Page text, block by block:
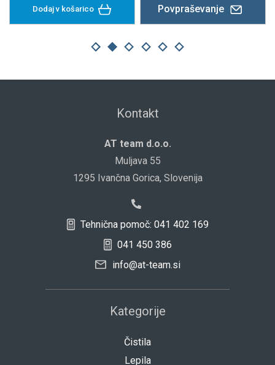
Dodaj v košarico Povpraševanje
Kontakt
AT team d.o.o.
Muljava 55
1295 Ivančna Gorica, Slovenija
Tehnična pomoč: 041 402 169
041 450 386
info@at-team.si
Kategorije
Čistila
Lepila